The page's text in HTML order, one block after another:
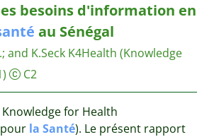
besoins d'information en
au Sénégal
; and K.Seck K4Health (Knowledge
C2
Knowledge for Health
la Santé). Le présent rapport